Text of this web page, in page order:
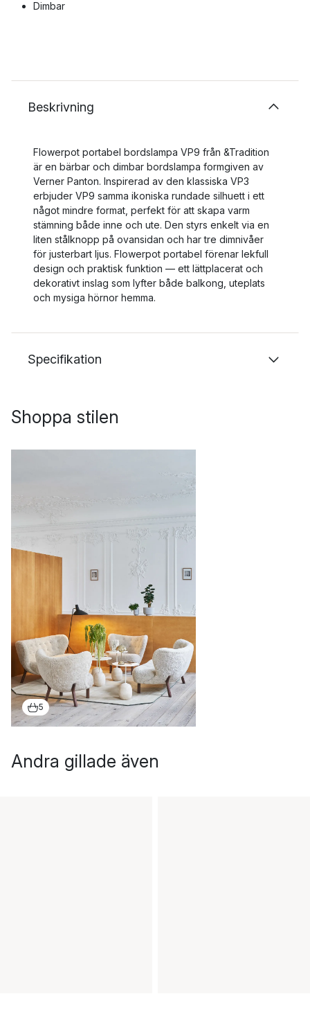
Dimbar
Beskrivning
Flowerpot portabel bordslampa VP9 från &Tradition
är en bärbar och dimbar bordslampa formgiven av
Verner Panton. Inspirerad av den klassiska VP3
erbjuder VP9 samma ikoniska rundade silhuett i ett
något mindre format, perfekt för att skapa varm
stämning både inne och ute. Den styrs enkelt via en
liten stålknopp på ovansidan och har tre dimnivåer
för justerbart ljus. Flowerpot portabel förenar lekfull
design och praktisk funktion — ett lättplacerat och
dekorativt inslag som lyfter både balkong, uteplats
och mysiga hörnor hemma.
Specifikation
Shoppa stilen
5
Andra gillade även